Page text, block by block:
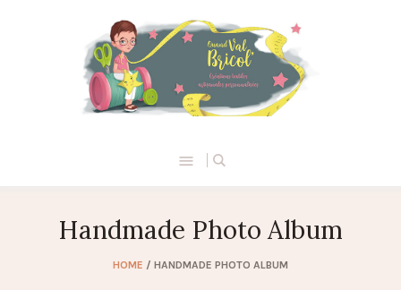
Handmade Photo Album
HOME / HANDMADE PHOTO ALBUM